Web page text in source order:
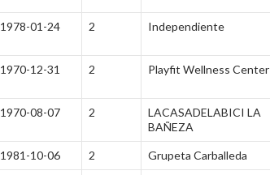
1978-01-24 2 Independiente
1970-12-31 2 Playfit Wellness Center
1970-08-07 2
LACASADELABICI LA
BAÑEZA
1981-10-06 2 Grupeta Carballeda